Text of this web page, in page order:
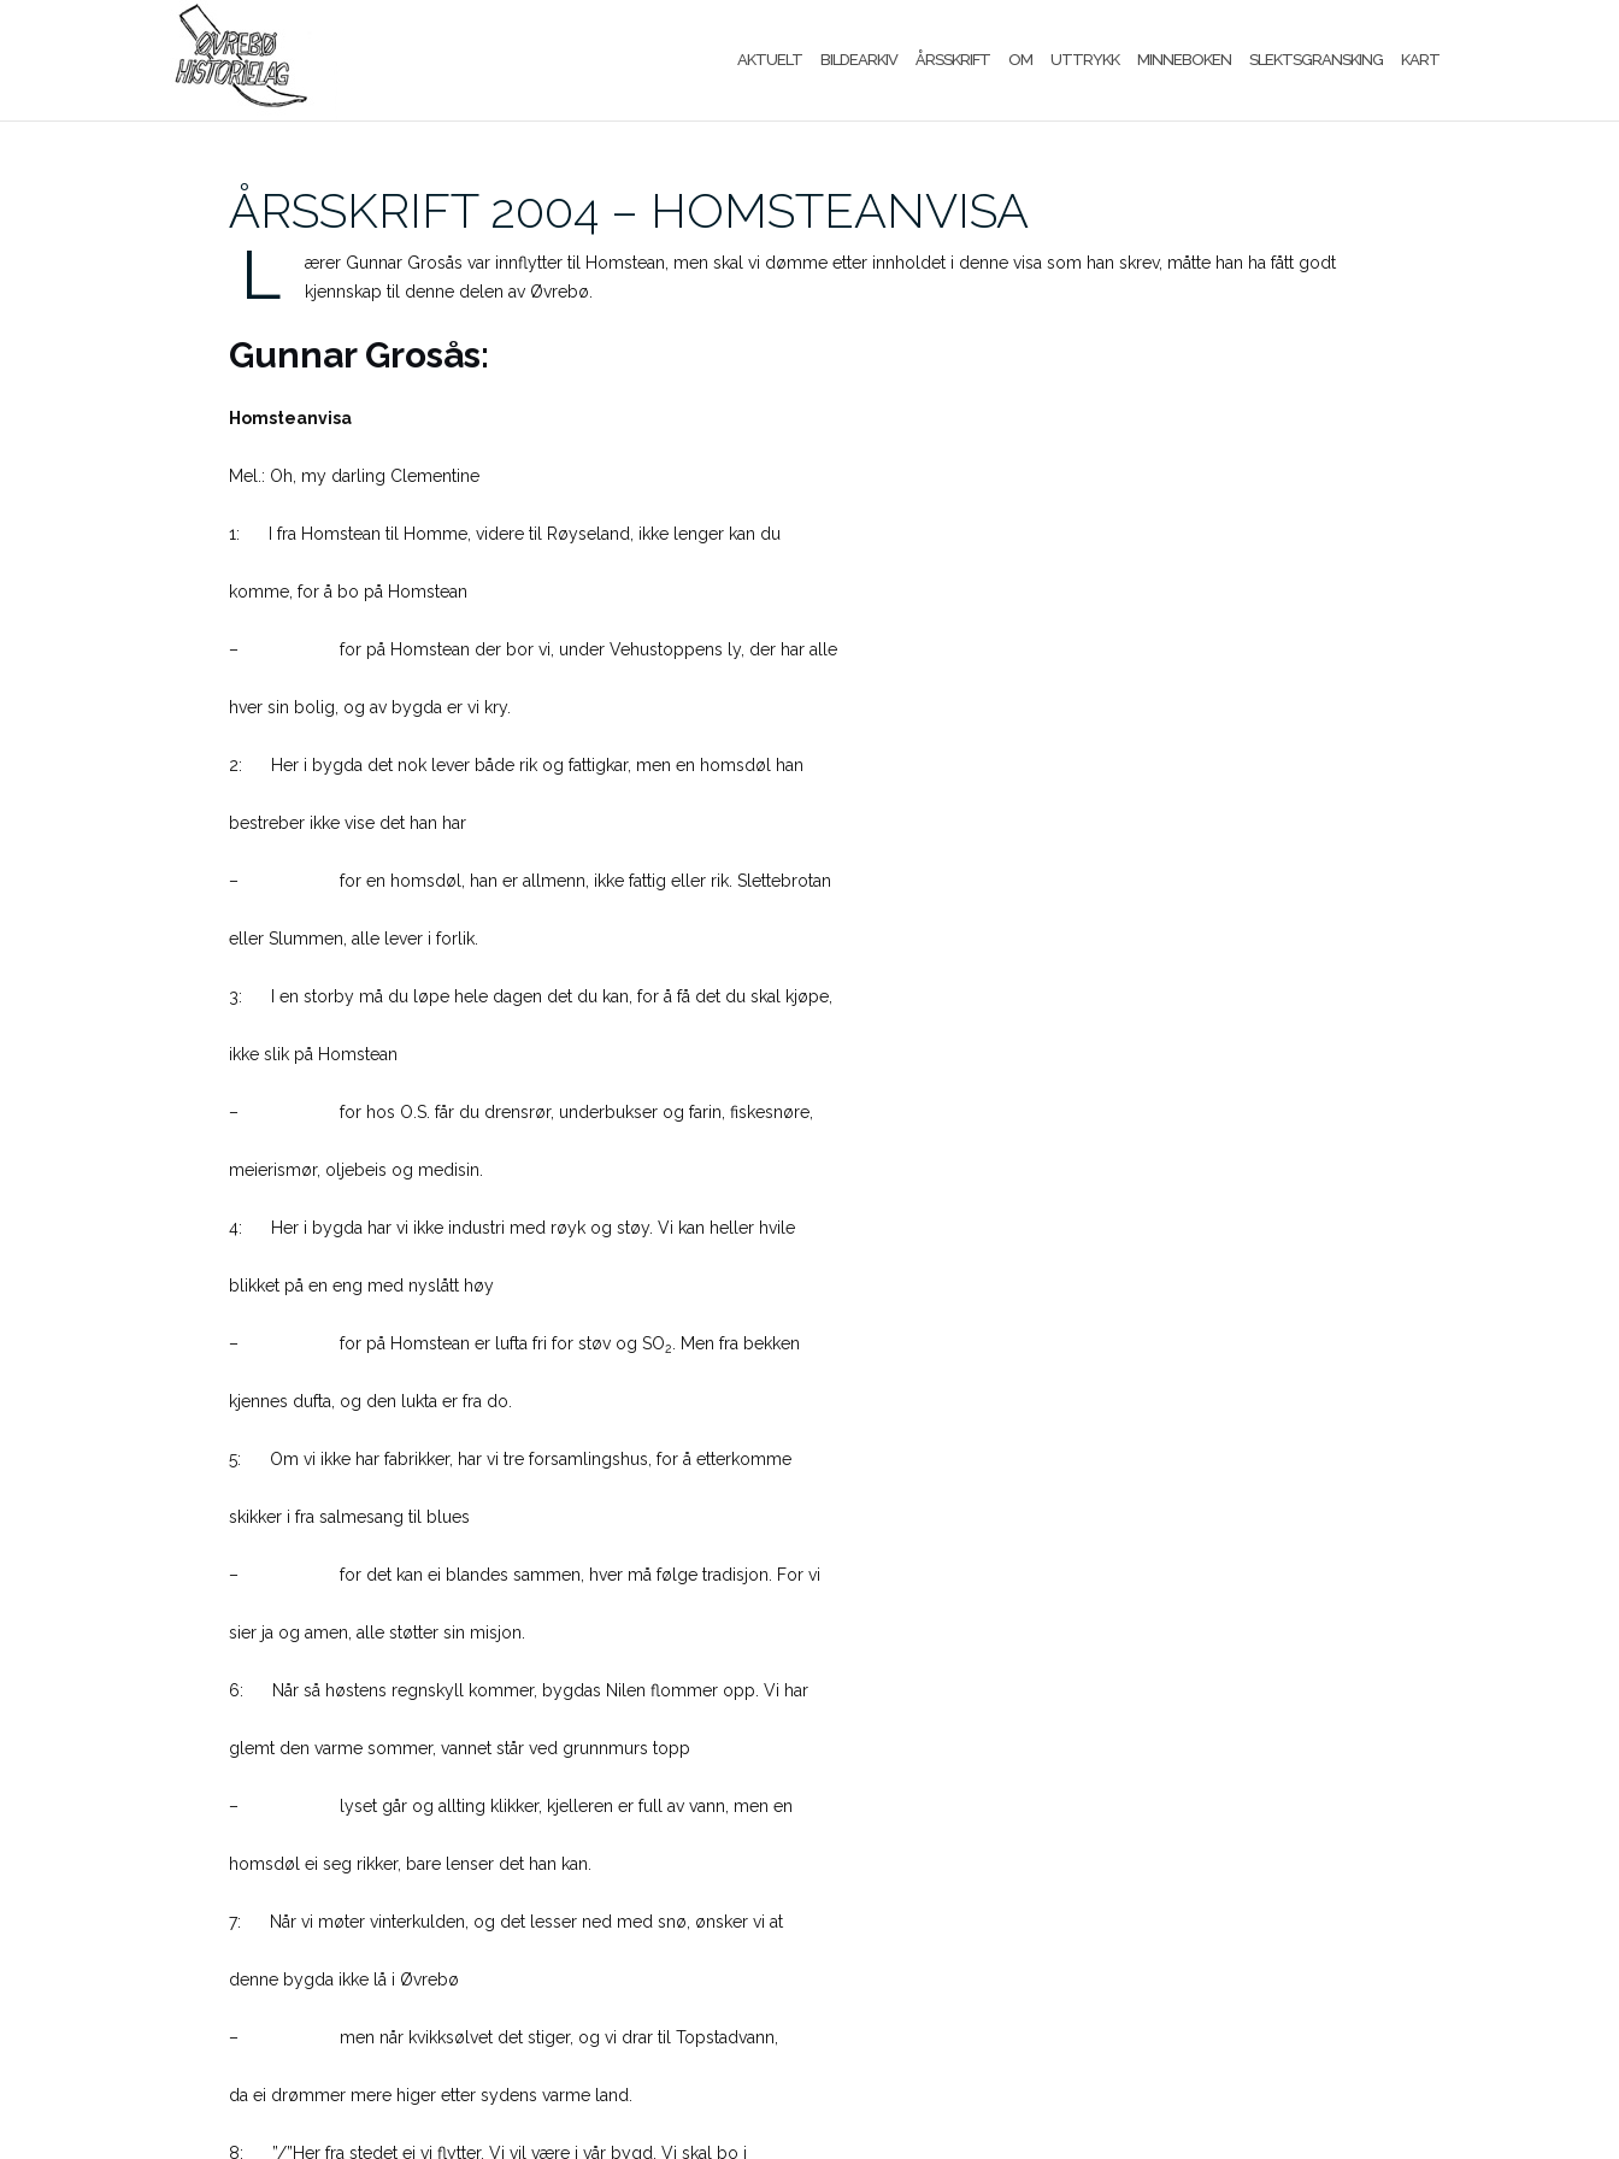
AKTUELT BILDEARKIV ÅRSSKRIFT OM UTTRYKK MINNEBOKEN SLEKTSGRANSKING KART
ÅRSSKRIFT 2004 – HOMSTEANVISA
L
ærer Gunnar Grosås var innflytter til Homstean, men skal vi dømme etter innholdet i denne visa som han skrev, måtte han ha fått godt
kjennskap til denne delen av Øvrebø.
Gunnar Grosås:
Homsteanvisa
Mel.: Oh, my darling Clementine
1: I fra Homstean til Homme, videre til Røyseland, ikke lenger kan du
komme, for å bo på Homstean
– for på Homstean der bor vi, under Vehustoppens ly, der har alle
hver sin bolig, og av bygda er vi kry.
2: Her i bygda det nok lever både rik og fattigkar, men en homsdøl han
bestreber ikke vise det han har
– for en homsdøl, han er allmenn, ikke fattig eller rik. Slettebrotan
eller Slummen, alle lever i forlik.
3: I en storby må du løpe hele dagen det du kan, for å få det du skal kjøpe,
ikke slik på Homstean
– for hos O.S. får du drensrør, underbukser og farin, fiskesnøre,
meierismør, oljebeis og medisin.
4: Her i bygda har vi ikke industri med røyk og støy. Vi kan heller hvile
blikket på en eng med nyslått høy
– for på Homstean er lufta fri for støv og SO2 . Men fra bekken
kjennes dufta, og den lukta er fra do.
5: Om vi ikke har fabrikker, har vi tre forsamlingshus, for å etterkomme
skikker i fra salmesang til blues
– for det kan ei blandes sammen, hver må følge tradisjon. For vi
sier ja og amen, alle støtter sin misjon.
6: Når så høstens regnskyll kommer, bygdas Nilen flommer opp. Vi har
glemt den varme sommer, vannet står ved grunnmurs topp
– lyset går og allting klikker, kjelleren er full av vann, men en
homsdøl ei seg rikker, bare lenser det han kan.
7: Når vi møter vinterkulden, og det lesser ned med snø, ønsker vi at
denne bygda ikke lå i Øvrebø
– men når kvikksølvet det stiger, og vi drar til Topstadvann,
da ei drømmer mere higer etter sydens varme land.
8: ”/”Her fra stedet ei vi flytter. Vi vil være i vår bygd. Vi skal bo i